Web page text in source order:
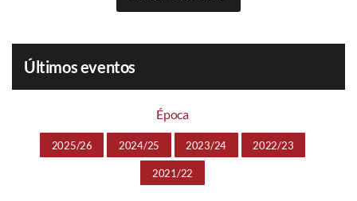
Últimos eventos
Época
2025/26 2024/25 2023/24 2022/23
2021/22